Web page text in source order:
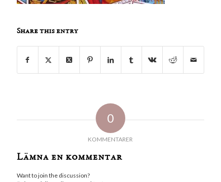
Share this entry
0
KOMMENTARER
Lämna en kommentar
Want to join the discussion?